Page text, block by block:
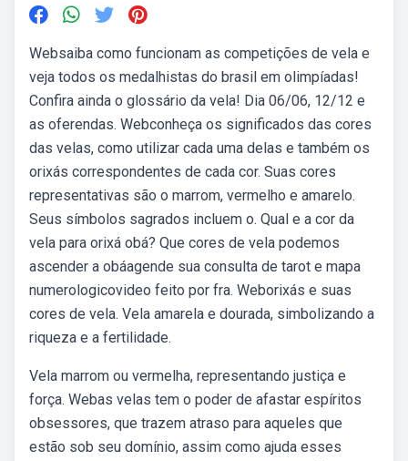
Websaiba como funcionam as competições de vela e
veja todos os medalhistas do brasil em olimpíadas!
Confira ainda o glossário da vela! Dia 06/06, 12/12 e
as oferendas. Webconheça os significados das cores
das velas, como utilizar cada uma delas e também os
orixás correspondentes de cada cor. Suas cores
representativas são o marrom, vermelho e amarelo.
Seus símbolos sagrados incluem o. Qual e a cor da
vela para orixá obá? Que cores de vela podemos
ascender a obáagende sua consulta de tarot e mapa
numerologicovideo feito por fra. Weborixás e suas
cores de vela. Vela amarela e dourada, simbolizando a
riqueza e a fertilidade.
Vela marrom ou vermelha, representando justiça e
força. Webas velas tem o poder de afastar espíritos
obsessores, que trazem atraso para aqueles que
estão sob seu domínio, assim como ajuda esses